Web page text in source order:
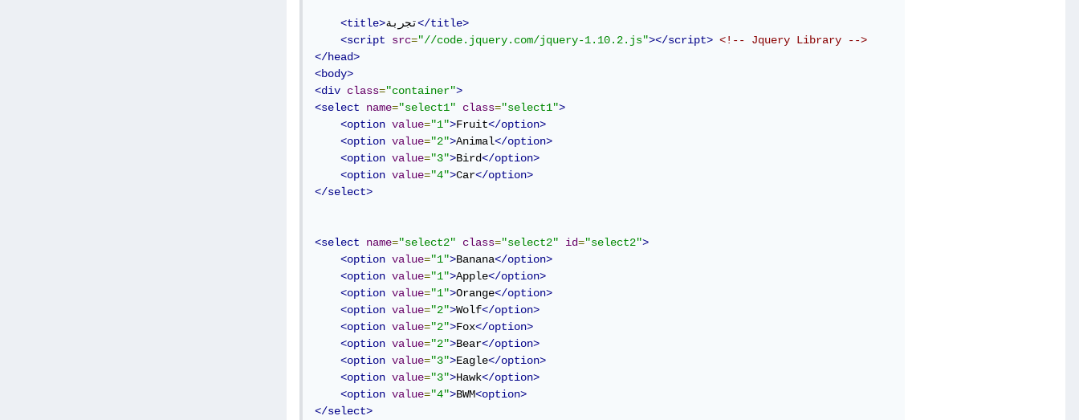
<title>تجربة</title>
<script
src="//code.jquery.com/jquery-1.10.2.js"></script> <!-- Jquery Library -->
</head>
<body>
<div class="container">
<select
name="select1" class="select1">
<option value="1">Fruit</option>
<option value="2">Animal</option>
<option value="3">Bird</option>
<option value="4">Car</option>
</select>
<select name="select2" class="select2" id="select2">
<option value="1">Banana</option>
<option value="1">Apple</option>
<option value="1">Orange</option>
<option value="2">Wolf</option>
<option value="2">Fox</option>
<option value="2">Bear</option>
<option value="3">Eagle</option>
<option value="3">Hawk</option>
<option value="4">BWM<option>
</select>